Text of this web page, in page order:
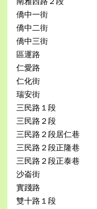
僑中一街
僑中二街
僑中三街
區運路
仁愛路
仁化街
瑞安街
三民路１段
三民路２段
三民路２段居仁巷
三民路２段正隆巷
三民路２段正泰巷
沙崙街
實踐路
雙十路１段